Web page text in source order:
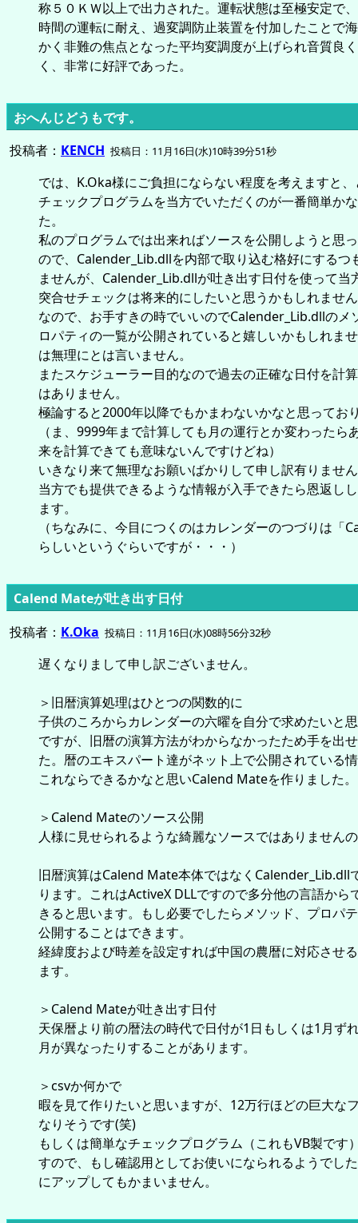
称５０ＫＷ以上で出力された。運転状態は至極安定で
時間の運転に耐え、過変調防止装置を付加したことで
かく非難の焦点となった平均変調度が上げられ音質良
く、非常に好評であった。
おへんじどうもです。
投稿者： KENCH 投稿日：11月16日(水)10時39分51秒
では、K.Oka様にご負担にならない程度を考えますと
チェックプログラムを当方でいただくのが一番簡単か
た。
私のプログラムでは出来ればソースを公開しようと思
ので、Calender_Lib.dllを内部で取り込む格好にするつ
ませんが、Calender_Lib.dllが吐き出す日付を使って当
突合せチェックは将来的にしたいと思うかもしれませ
なので、お手すきの時でいいのでCalender_Lib.dllのメ
ロパティの一覧が公開されていると嬉しいかもしれま
は無理にとは言いません。
またスケジューラー目的なので過去の正確な日付を計
はありません。
極論すると2000年以降でもかまわないかなと思ってお
（ま、9999年まで計算しても月の運行とか変わったら
来を計算できても意味ないんですけどね）
いきなり来て無理なお願いばかりして申し訳有りませ
当方でも提供できるような情報が入手できたら恩返し
ます。
（ちなみに、今目につくのはカレンダーのつづりは「
らしいというぐらいですが・・・）
Calend Mateが吐き出す日付
投稿者： K.Oka 投稿日：11月16日(水)08時56分32秒
遅くなりまして申し訳ございません。
＞旧暦演算処理はひとつの関数的に
子供のころからカレンダーの六曜を自分で求めたいと
ですが、旧暦の演算方法がわからなかったため手を出
た。暦のエキスパート達がネット上で公開されている
これならできるかなと思いCalend Mateを作りました。
＞Calend Mateのソース公開
人様に見せられるような綺麗なソースではありません
旧暦演算はCalend Mate本体ではなくCalender_Lib.dll
ります。これはActiveX DLLですので多分他の言語から
きると思います。もし必要でしたらメソッド、プロパ
公開することはできます。
経緯度および時差を設定すれば中国の農暦に対応させ
ます。
＞Calend Mateが吐き出す日付
天保暦より前の暦法の時代で日付が1日もしくは1月ず
月が異なったりすることがあります。
＞csvか何かで
暇を見て作りたいと思いますが、12万行ほどの巨大な
なりそうです(笑)
もしくは簡単なチェックプログラム（これもVB製です
すので、もし確認用としてお使いになられるようでし
にアップしてもかまいません。